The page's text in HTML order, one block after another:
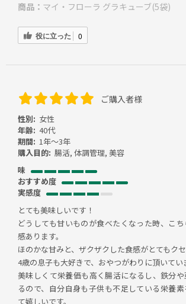
商品： マイ・フローラ グラキューブ(5袋)
役に立った 0
ご購入者様
性別: 女性
年齢: 40代
期間: 1年～3年
購入目的: 腸活, 体調管理, 美容
味
おすすめ度
実感度
とても美味しいです！
どうしても甘いものが食べたくなった時、こ
感あります。
ほのかな甘みと、ザクザクした食感がとてもクセ
4歳の息子も大好きで、おやつがわりに頂いてい
美味しくて栄養価も高く腸活になるし、鉄分
るので、自分自身も子供も不足している栄養
て嬉しいです。